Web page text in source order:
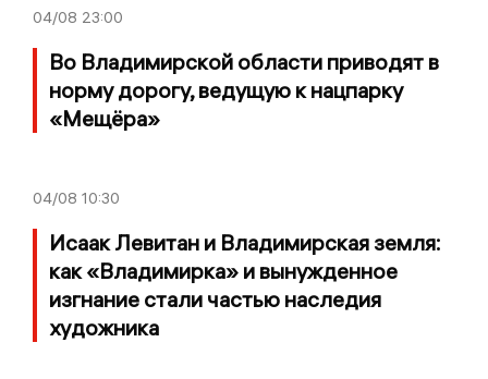
04/08 23:00
Во Владимирской области приводят в
норму дорогу, ведущую к нацпарку
«Мещёра»
04/08 10:30
Исаак Левитан и Владимирская земля:
как «Владимирка» и вынужденное
изгнание стали частью наследия
художника